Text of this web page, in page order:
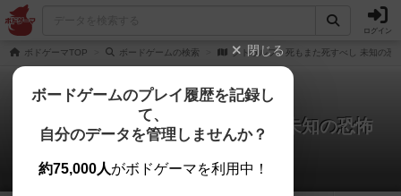
ログイン
ボドゲーマTOP ボードゲームの検索 クトゥルフ：死もまた死すべし 未知の恐
クトゥルフ：死もまた死すべし 未知の恐怖
0件のリプレイ日記
閉じる
ボードゲームのプレイ履歴を記録し
て、
自分のデータを管理しませんか？
約75,000人がボドゲーマを利用中！